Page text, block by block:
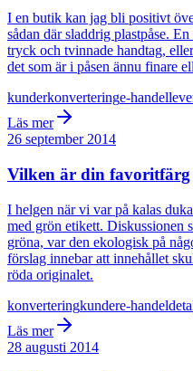
I en butik kan jag bli positivt
sådan där sladdrig plastpåse.
tryck och tvinnade handtag,
det som är i påsen ännu finare
kunderkonverteringe-handel
Läs mer
26 september 2014
Vilken är din favoritfärg
I helgen när vi var på kalas
med grön etikett. Diskussionen
gröna, var den ekologisk på
förslag innebar att innehållet
röda originalet.
konverteringkundere-handel
Läs mer
28 augusti 2014